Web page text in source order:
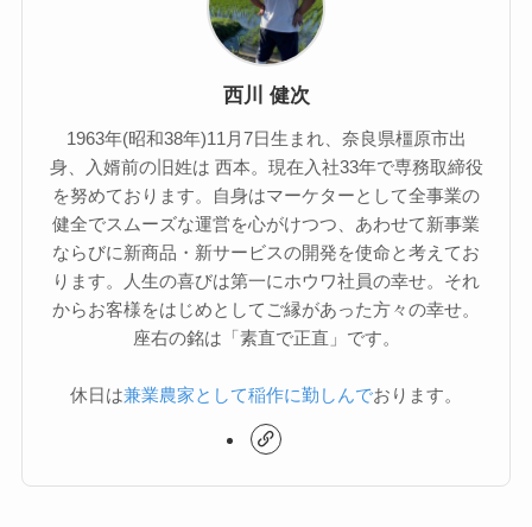
西川 健次
1963年(昭和38年)11月7日生まれ、奈良県橿原市出
身、入婿前の旧姓は 西本。現在入社33年で専務取締役
を努めております。自身はマーケターとして全事業の
健全でスムーズな運営を心がけつつ、あわせて新事業
ならびに新商品・新サービスの開発を使命と考えてお
ります。人生の喜びは第一にホウワ社員の幸せ。それ
からお客様をはじめとしてご縁があった方々の幸せ。
座右の銘は「素直で正直」です。
休日は兼業農家として稲作に勤しんでおります。